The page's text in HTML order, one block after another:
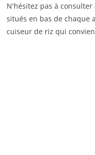
N'hésitez pas à
situés en bas de chaque
cuiseur de riz qui